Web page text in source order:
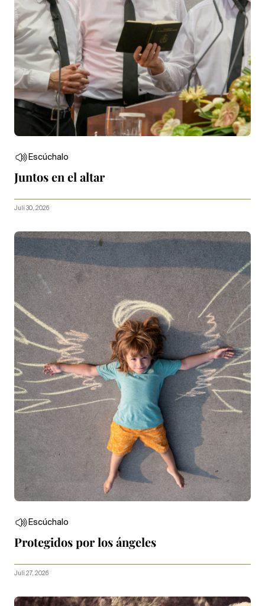
Escúchalo
Juntos en el altar
Juli 30, 2026
Escúchalo
Protegidos por los ángeles
Juli 27, 2026